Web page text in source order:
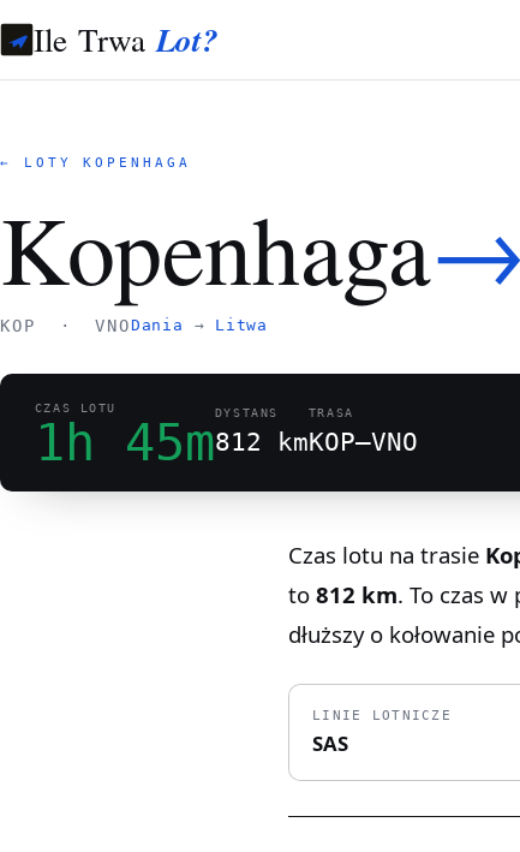
Ile TrwaLot?
← LOTY KOPENHAGA
Kopenhaga
KOP · VNODania → Litwa
CZAS LOTU
1h 45m
DYSTANS
812 km
TRASA
KOP–VNO
Czas lotu na trasie
to 812 km. To czas
dłuższy o kołowanie
LINIE LOTNICZE
SAS